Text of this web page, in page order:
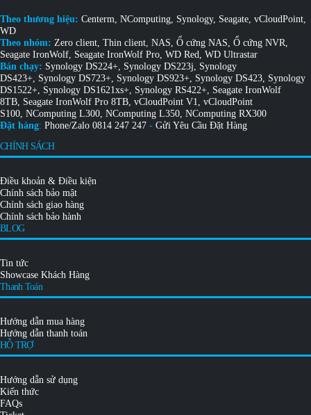
Theo thương hiệu: Centerm NComputing Synology, Seagate vCloudPoint
WD
Theo nhóm: Zero client Thin client NAS Ổ cứng NAS Ổ cứng NVR
Seagate IronWolf Seagate IronWolf Pro WD Red WD Ultrastar
Bán chạy: Synology DS224+ Synology DS223j
Synology
DS423+ Synology DS723+ Synology DS923+ Synology DS423 Synology
DS1522+ Synology DS1621xs+ Synology RS422+ Seagate IronWolf
8TB Seagate IronWolf Pro 8TB vCloudPoint V1
vCloudPoint
S100 NComputing L300 NComputing L350 NComputing RX300
Đặt hàng: Phone/Zalo 0814 247 247 - Gửi Yêu Cầu Đặt Hàng
CHÍNH SÁCH
Điều khoản & Điều kiện
Chính sách bảo mật
Chính sách giao hàng
Chính sách bảo hành
BLOG
Tin tức
Showcase Khách Hàng
Thanh Toán
Hướng dẫn mua hàng
Hướng dẫn thanh toán
HỖ TRỢ
Hướng dẫn sử dụng
Kiến thức
FAQs